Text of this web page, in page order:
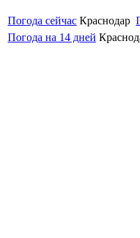
Погода сейчас Краснодар
Погода на 14 дней